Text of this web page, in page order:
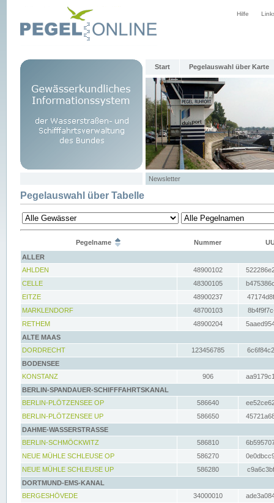
Hilfe
Start Pegelauswahl über Karte
Newsletter
Pegelauswahl über Tabelle
Pegelname Nummer
ALLER
AHLDEN
48900102
CELLE
48300105
EITZE
48900237
MARKLENDORF
48700103
RETHEM
48900204
ALTE MAAS
DORDRECHT
123456785
BODENSEE
KONSTANZ
906
BERLIN-SPANDAUER-SCHIFFFAHRTSKANAL
BERLIN-PLÖTZENSEE OP
586640
BERLIN-PLÖTZENSEE UP
586650
DAHME-WASSERSTRASSE
BERLIN-SCHMÖCKWITZ
586810
NEUE MÜHLE SCHLEUSE OP
586270
NEUE MÜHLE SCHLEUSE UP
586280
DORTMUND-EMS-KANAL
BERGESHÖVEDE
34000010